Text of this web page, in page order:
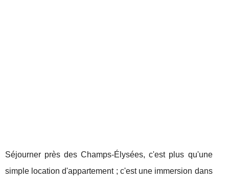
Séjourner près des Champs-Élysées, c'est plus qu'une
simple location d'appartement ; c'est une immersion dans